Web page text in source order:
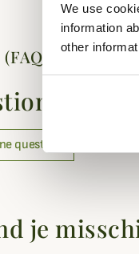
We use
information
other
(FAQs)
question
je